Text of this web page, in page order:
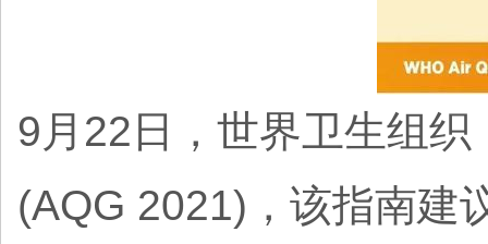
9月22日，世界卫生组
(AQG 2021)，该指南建